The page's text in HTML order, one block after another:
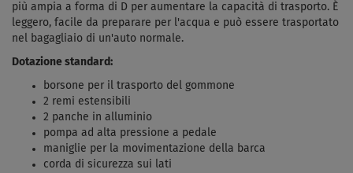
più ampia a forma di D per aumentare la capacità di trasporto. È
leggero, facile da preparare per l'acqua e può essere trasportato
nel bagagliaio di un'auto normale.
Dotazione standard:
borsone per il trasporto del gommone
2 remi estensibili
2 panche in alluminio
pompa ad alta pressione a pedale
maniglie per la movimentazione della barca
corda di sicurezza sui lati